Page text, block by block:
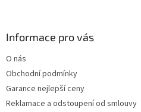
Informace pro vás
O nás
Obchodní podmínky
Garance nejlepší ceny
Reklamace a odstoupení od smlouvy